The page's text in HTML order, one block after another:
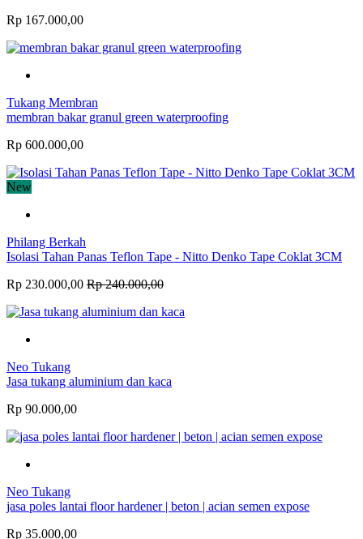
Rp 167.000,00
Tukang Membran
membran bakar granul green waterproofing
Rp 600.000,00
New
Philang Berkah
Isolasi Tahan Panas Teflon Tape - Nitto Denko Tape Coklat 3CM
Rp 230.000,00 Rp 240.000,00
Neo Tukang
Jasa tukang aluminium dan kaca
Rp 90.000,00
Neo Tukang
jasa poles lantai floor hardener | beton | acian semen expose
Rp 35.000,00